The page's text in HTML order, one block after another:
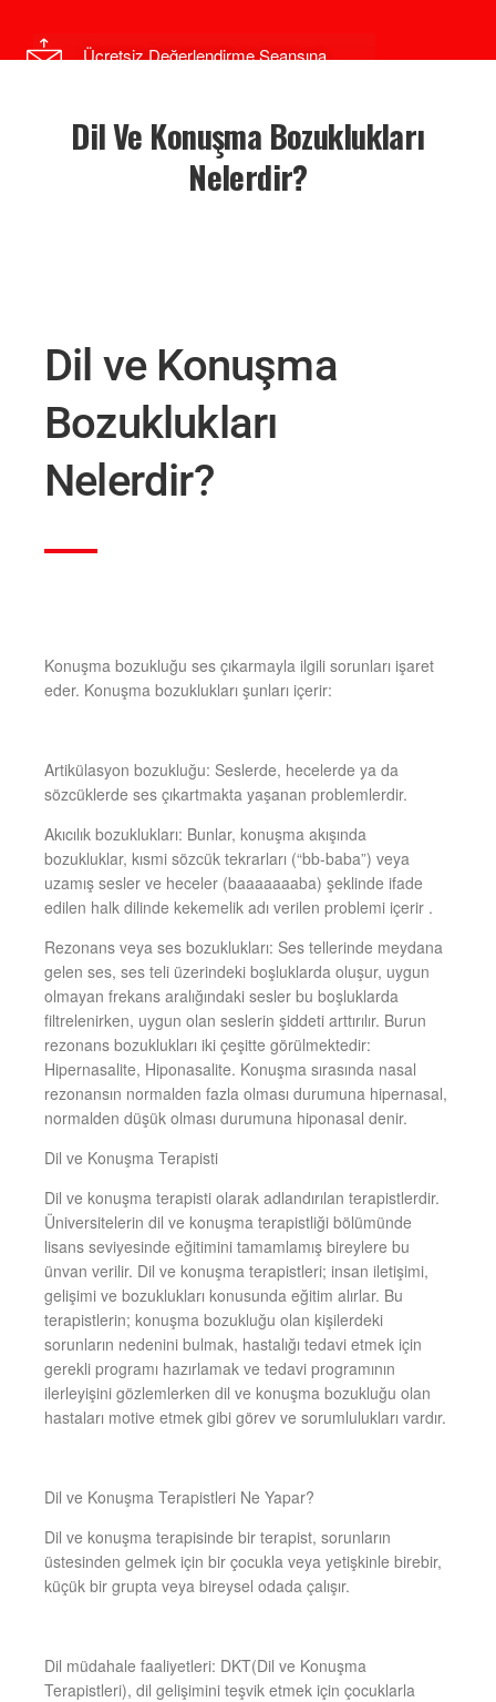
Ücretsiz Değerlendirme Seansına
Dil Ve Konuşma Bozuklukları
Nelerdir?
Dil ve Konuşma
Bozuklukları
Nelerdir?
Konuşma bozukluğu ses çıkarmayla ilgili sorunları işaret
eder. Konuşma bozuklukları şunları içerir:
Artikülasyon bozukluğu: Seslerde, hecelerde ya da
sözcüklerde ses çıkartmakta yaşanan problemlerdir.
Akıcılık bozuklukları: Bunlar, konuşma akışında
bozukluklar, kısmi sözcük tekrarları (“bb-baba”) veya
uzamış sesler ve heceler (baaaaaaaba) şeklinde ifade
edilen halk dilinde kekemelik adı verilen problemi içerir .
Rezonans veya ses bozuklukları: Ses tellerinde meydana
gelen ses, ses teli üzerindeki boşluklarda oluşur, uygun
olmayan frekans aralığındaki sesler bu boşluklarda
filtrelenirken, uygun olan seslerin şiddeti arttırılır. Burun
rezonans bozuklukları iki çeşitte görülmektedir:
Hipernasalite, Hiponasalite. Konuşma sırasında nasal
rezonansın normalden fazla olması durumuna hipernasal,
normalden düşük olması durumuna hiponasal denir.
Dil ve Konuşma Terapisti
Dil ve konuşma terapisti olarak adlandırılan terapistlerdir.
Üniversitelerin dil ve konuşma terapistliği bölümünde
lisans seviyesinde eğitimini tamamlamış bireylere bu
ünvan verilir. Dil ve konuşma terapistleri; insan iletişimi,
gelişimi ve bozuklukları konusunda eğitim alırlar. Bu
terapistlerin; konuşma bozukluğu olan kişilerdeki
sorunların nedenini bulmak, hastalığı tedavi etmek için
gerekli programı hazırlamak ve tedavi programının
ilerleyişini gözlemlerken dil ve konuşma bozukluğu olan
hastaları motive etmek gibi görev ve sorumlulukları vardır.
Dil ve Konuşma Terapistleri Ne Yapar?
Dil ve konuşma terapisinde bir terapist, sorunların
üstesinden gelmek için bir çocukla veya yetişkinle birebir,
küçük bir grupta veya bireysel odada çalışır.
Dil müdahale faaliyetleri: DKT(Dil ve Konuşma
Terapistleri), dil gelişimini teşvik etmek için çocuklarla